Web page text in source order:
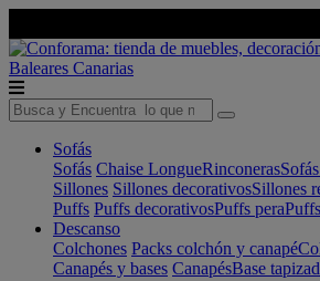
Baleares Canarias
Sofás
Sofás Chaise LongueRinconeras
Sillones Sillones decorativosSillones
Puffs Puffs decorativosPuffs pera
Descanso
Colchones Packs colchón y canapé
Canapés y bases CanapésBase